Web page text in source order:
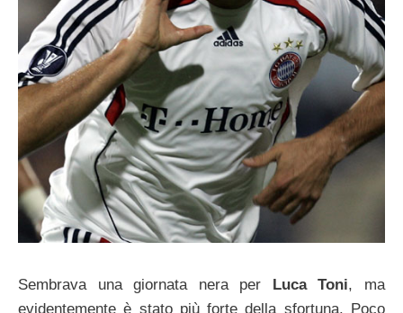
Sembrava una giornata nera per Luca Toni, ma
evidentemente è stato più forte della sfortuna. Poco